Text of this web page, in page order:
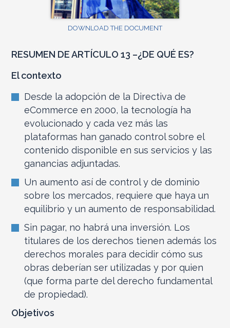
DOWNLOAD THE DOCUMENT
RESUMEN DE ARTÍCULO 13 –¿DE QUÉ ES?
El contexto
Desde la adopción de la Directiva de
eCommerce en 2000, la tecnología ha
evolucionado y cada vez más las
plataformas han ganado control sobre el
contenido disponible en sus servicios y las
ganancias adjuntadas.
Un aumento así de control y de dominio
sobre los mercados, requiere que haya un
equilibrio y un aumento de responsabilidad.
Sin pagar, no habrá una inversión. Los
titulares de los derechos tienen además los
derechos morales para decidir cómo sus
obras deberían ser utilizadas y por quien
(que forma parte del derecho fundamental
de propiedad).
Objetivos